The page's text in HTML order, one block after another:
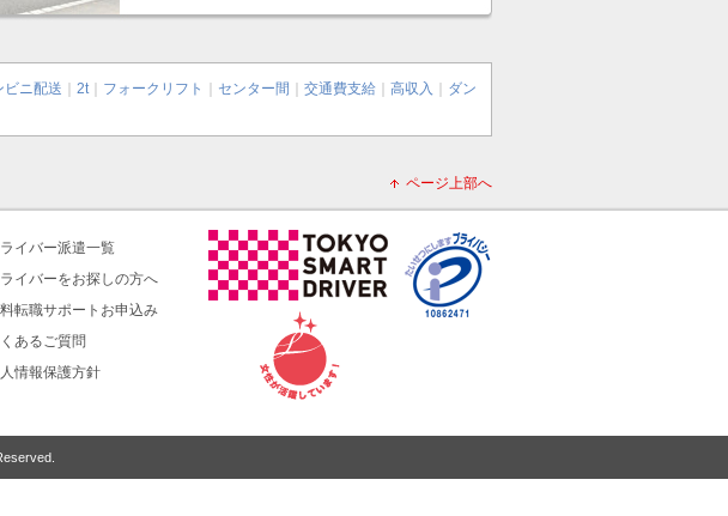
ビニ配送 2t｜ フォークリフト センター間 交通費支給 高収入
ダン
ページ上部へ
ライバー派遣一覧
ライバーをお探しの方へ
転職サポートお申込み
あるご質問
情報保護方針